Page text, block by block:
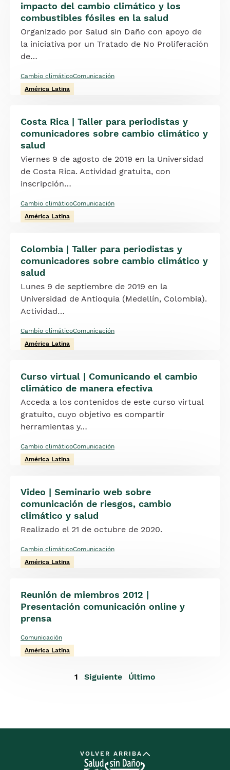
impacto del cambio climático y los
combustibles fósiles en la salud
Organizado por Salud sin Daño con apoyo de
la iniciativa por un Tratado de No Proliferación
de…
Cambio climáticoComunicación
América Latina
Costa Rica | Taller para periodistas y
comunicadores sobre cambio climático y
salud
Viernes 9 de agosto de 2019 en la Universidad
de Costa Rica. Actividad gratuita, con
inscripción…
Cambio climáticoComunicación
América Latina
Colombia | Taller para periodistas y
comunicadores sobre cambio climático y
salud
Lunes 9 de septiembre de 2019 en la
Universidad de Antioquia (Medellín, Colombia).
Actividad…
Cambio climáticoComunicación
América Latina
Curso virtual | Comunicando el cambio
climático de manera efectiva
Acceda a los contenidos de este curso virtual
gratuito, cuyo objetivo es compartir
herramientas y…
Cambio climáticoComunicación
América Latina
Video | Seminario web sobre
comunicación de riesgos, cambio
climático y salud
Realizado el 21 de octubre de 2020.
Cambio climáticoComunicación
América Latina
Reunión de miembros 2012 |
Presentación comunicación online y
prensa
Comunicación
América Latina
Página
1
Siguiente
Siguiente
Última
Último
VOLVER ARRIBA